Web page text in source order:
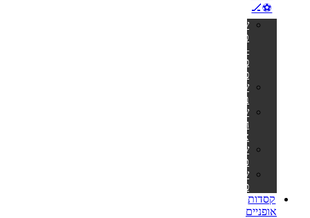
⚽🏒
שולחנות
טניס
–
פינג
פונג
שולחנות
ביליארד
שולחנות
הוקי
אוויר
שולחנות
כדורגל
שולחנות
פוקר
קסדות
אופניים